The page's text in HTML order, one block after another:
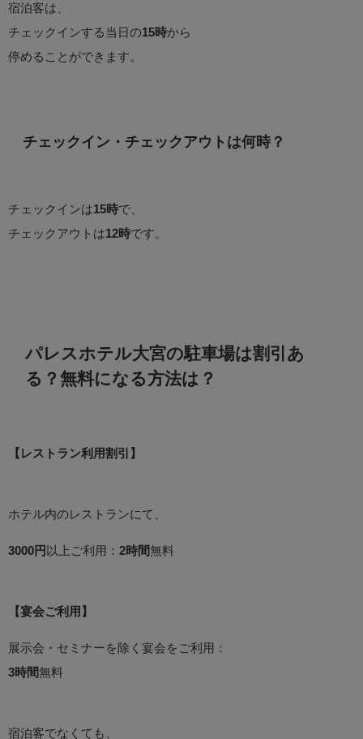
宿泊客は、
チェックインする当日の15時から
停めることができます。
チェックイン・チェックアウトは何時？
チェックインは15時で、
チェックアウトは12時です。
パレスホテル大宮の駐車場は割引あ
る？無料になる方法は？
【レストラン利用割引】
ホテル内のレストランにて、
3000円 以上ご利用： 2時間無料
【宴会ご利用】
展示会・セミナーを除く宴会をご利用：
3時間無料
宿泊客でなくても、